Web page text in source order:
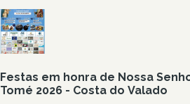
Festas em honra de Nossa
Tomé 2026 - Costa do Valado